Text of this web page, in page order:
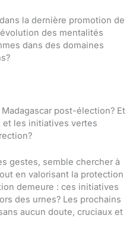
la dernière promotion de
des mentalités
dans des domaines
post-élection? Et
et les initiatives vertes
gestes, semble chercher à
en valorisant la protection
demeure : ces initiatives
des urnes? Les prochains
aucun doute, cruciaux et